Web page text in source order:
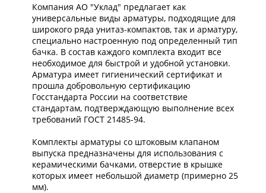
Компания АО "Уклад" предлагает как
универсальные виды арматуры, подходящие для
широкого ряда унитаз-компактов, так и арматуру,
специально настроенную под определенный тип
бачка. В состав каждого комплекта входит все
необходимое для быстрой и удобной установки.
Арматура имеет гигиенический сертификат и
прошла добровольную сертификацию
Госстандарта России на соответствие
стандартам, подтверждающую выполнение всех
требований ГОСТ 21485-94.
Комплекты арматуры со штоковым клапаном
выпуска предназначены для использования с
керамическими бачками, отверстие в крышке
которых имеет небольшой диаметр (примерно 25
мм).